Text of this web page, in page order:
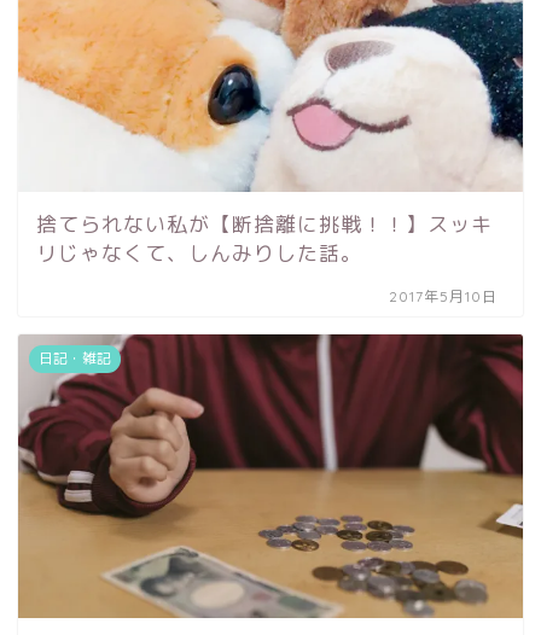
捨てられない私が【断捨離に挑戦！！】スッキ
リじゃなくて、しんみりした話。
2017年5月10日
日記・雑記